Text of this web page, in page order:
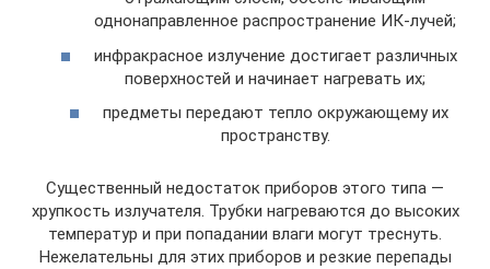
однонаправленное распространение ИК-лучей;
инфракрасное излучение достигает различных
поверхностей и начинает нагревать их;
предметы передают тепло окружающему их
пространству.
Существенный недостаток приборов этого типа —
хрупкость излучателя. Трубки нагреваются до высоких
температур и при попадании влаги могут треснуть.
Нежелательны для этих приборов и резкие перепады